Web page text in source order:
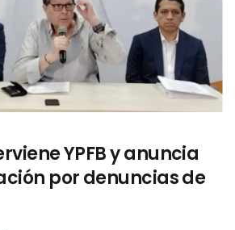
YPFB y anuncia
por denuncias de